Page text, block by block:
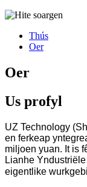
Thús
Oer
Oer
Us profyl
UZ Technology
en ferkeap
miljoen yuan. It is
Lianhe
eigentlike